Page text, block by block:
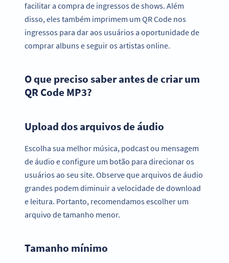
facilitar a compra de ingressos de shows. Além
disso, eles também imprimem um QR Code nos
ingressos para dar aos usuários a oportunidade de
comprar albuns e seguir os artistas online.
O que preciso saber antes de criar um
QR Code MP3?
Upload dos arquivos de áudio
Escolha sua melhor música, podcast ou mensagem
de áudio e configure um botão para direcionar os
usuários ao seu site. Observe que arquivos de áudio
grandes podem diminuir a velocidade de download
e leitura. Portanto, recomendamos escolher um
arquivo de tamanho menor.
Tamanho mínimo